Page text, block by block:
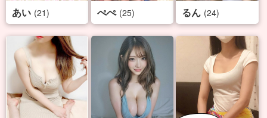
あい (21) ぺぺ (25) るん (24)